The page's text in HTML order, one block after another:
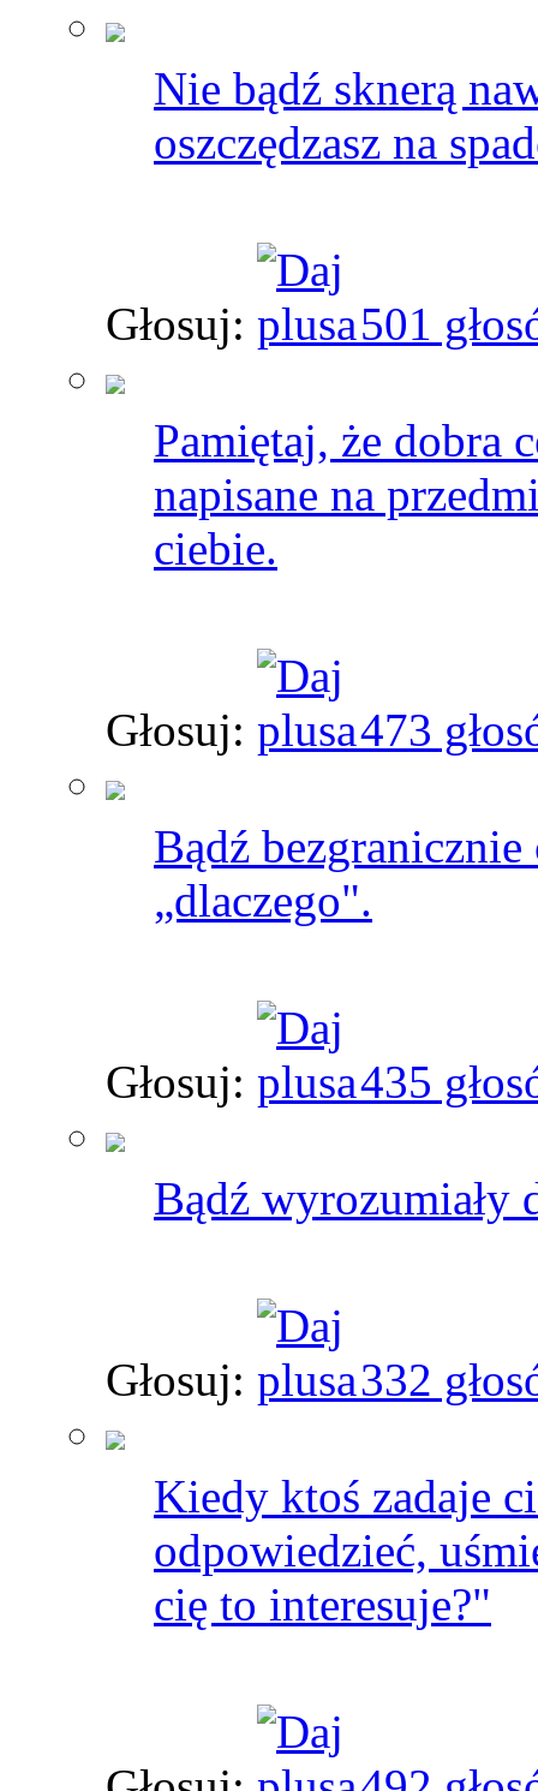
Nie bądź sknerą
oszczędzasz na
Głosuj: 501
Pamiętaj, że dobra
napisane na
ciebie.
Głosuj: 473
Bądź
„dlaczego".
Głosuj: 435
Bądź wyrozumiały
Głosuj: 332
Kiedy ktoś zadaje
odpowiedzieć,
cię to interesuje?"